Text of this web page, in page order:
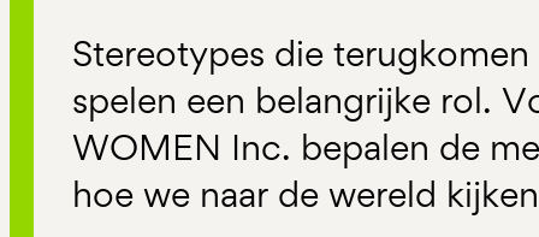
Stereotypes die
spelen een belangrijke rol.
WOMEN Inc. bepalen de
hoe we naar de wereld